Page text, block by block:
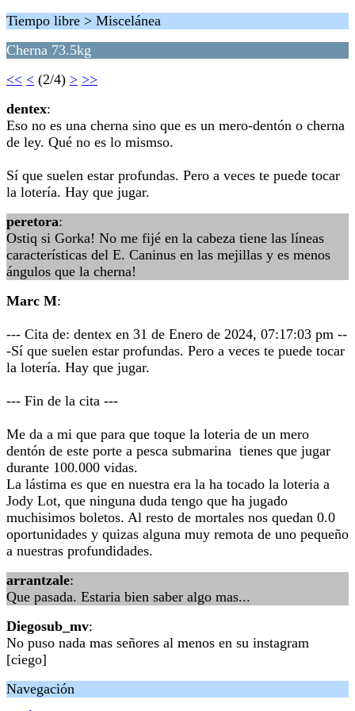
Tiempo libre > Miscelánea
Cherna 73.5kg
<< < (2/4) > >>
dentex:
Eso no es una cherna sino que es un mero-dentón o cherna
de ley. Qué no es lo mismso.
Sí que suelen estar profundas. Pero a veces te puede tocar
la lotería. Hay que jugar.
peretora:
Ostiq si Gorka! No me fijé en la cabeza tiene las líneas
características del E. Caninus en las mejillas y es menos
ángulos que la cherna!
Marc M:
--- Cita de: dentex en 31 de Enero de 2024, 07:17:03 pm --
-Sí que suelen estar profundas. Pero a veces te puede tocar
la lotería. Hay que jugar.
--- Fin de la cita ---
Me da a mi que para que toque la loteria de un mero
dentón de este porte a pesca submarina tienes que jugar
durante 100.000 vidas.
La lástima es que en nuestra era la ha tocado la loteria a
Jody Lot, que ninguna duda tengo que ha jugado
muchisimos boletos. Al resto de mortales nos quedan 0.0
oportunidades y quizas alguna muy remota de uno pequeño
a nuestras profundidades.
arrantzale:
Que pasada. Estaria bien saber algo mas...
Diegosub_mv:
No puso nada mas señores al menos en su instagram
[ciego]
Navegación